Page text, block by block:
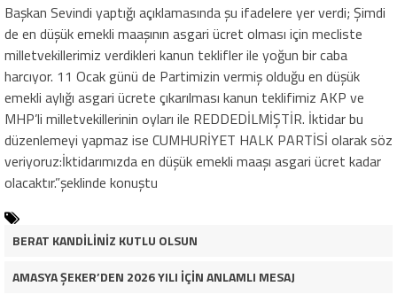
Başkan Sevindi yaptığı açıklamasında şu ifadelere yer verdi; Şimdi
de en düşük emekli maaşının asgari ücret olması için mecliste
milletvekillerimiz verdikleri kanun teklifler ile yoğun bir caba
harcıyor. 11 Ocak günü de Partimizin vermiş olduğu en düşük
emekli aylığı asgari ücrete çıkarılması kanun teklifimiz AKP ve
MHP’li milletvekillerinin oyları ile REDDEDİLMİŞTİR. İktidar bu
düzenlemeyi yapmaz ise CUMHURİYET HALK PARTİSİ olarak söz
veriyoruz:İktidarımızda en düşük emekli maaşı asgari ücret kadar
olacaktır.”şeklinde konuştu
BERAT KANDİLİNİZ KUTLU OLSUN
AMASYA ŞEKER’DEN 2026 YILI İÇİN ANLAMLI MESAJ